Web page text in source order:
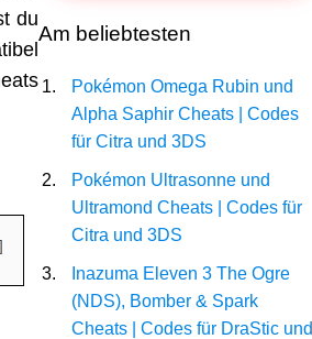
du
Am beliebtesten
Pokémon Omega Rubin und
Alpha Saphir Cheats | Codes
für Citra und 3DS
Pokémon Ultrasonne und
Ultramond Cheats | Codes für
Citra und 3DS
Inazuma Eleven 3 The Ogre
(NDS), Bomber & Spark
Cheats | Codes für DraStic und